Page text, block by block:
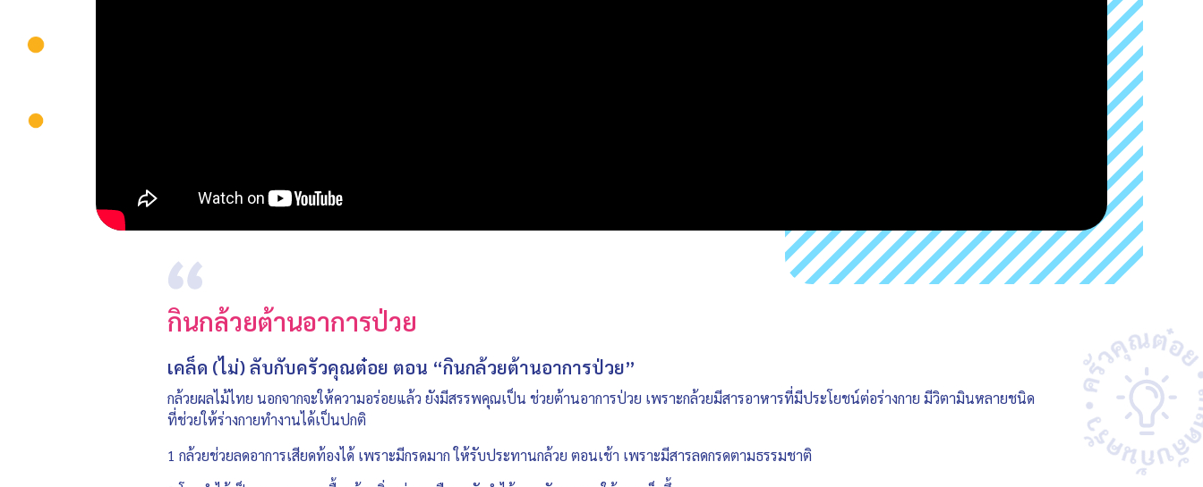
กินกล้วยต้านอาการป่วย
เคล็ด (ไม่) ลับกับครัวคุณต๋อย ตอน “กินกล้วยต้านอาการป่วย”
กล้วยผลไม้ไทย นอกจากจะให้ความอร่อยแล้ว ยังมีสรรพคุณเป็น ช่วยต้านอาการป่วย เพราะกล้วยมีสารอาหารที่มีประโยชน์ต่อร่างกาย มีวิตามินหลายชนิด
ที่ช่วยให้ร่างกายทำงานได้เป็นปกติ
1 กล้วยช่วยลดอาการเสียดท้องได้ เพราะมีกรดมาก ให้รับประทานกล้วย ตอนเช้า เพราะมีสารลดกรดตามธรรมชาติ